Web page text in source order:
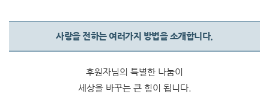
사랑을 전하는 여러가지 방법을 소개합니다.
후원자님의 특별한 나눔이
세상을 바꾸는 큰 힘이 됩니다.